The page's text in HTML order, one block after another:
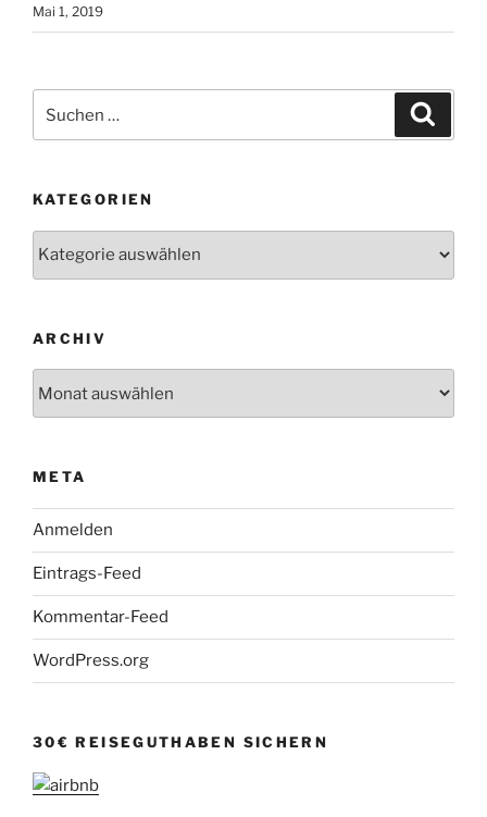
Mai 1, 2019
nach:
KATEGORIEN
ARCHIV
META
Anmelden
Eintrags-Feed
Kommentar-Feed
WordPress.org
30€ REISEGUTHABEN SICHERN